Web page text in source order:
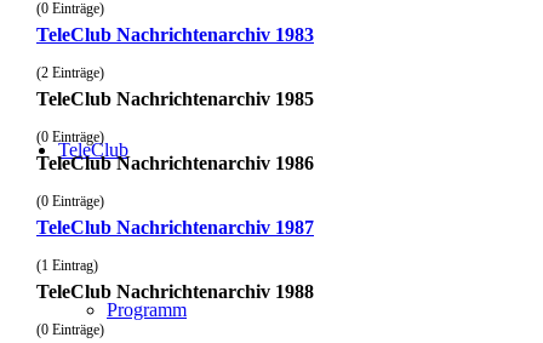
TeleClub
Programm
(0 Einträge)
TeleClub Nachrichtenarchiv 1983
(2 Einträge)
TeleClub Nachrichtenarchiv 1985
(0 Einträge)
TeleClub Nachrichtenarchiv 1986
(0 Einträge)
TeleClub Nachrichtenarchiv 1987
(1 Eintrag)
TeleClub Nachrichtenarchiv 1988
(0 Einträge)